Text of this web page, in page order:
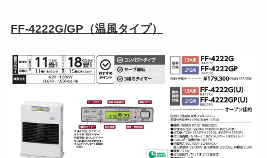
FF-4222G/GP（温風タイプ）